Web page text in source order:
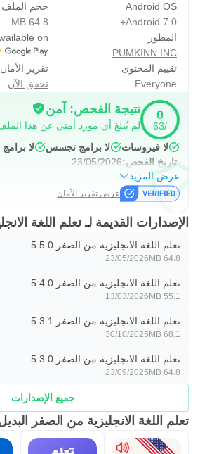
Android OS
Android 7.0+
حجم الملف
64.8 MB
المطور
PUMKINN INC
on
تقييم المحتوى
Everyone
تقرير الأمان
تحقق الآن
0
/63
نتيجة الفحص: آمن
لم يُبلغ أي مورد أمني عن هذا
لا فيروسات
لا برامج تجسس
لا
تاريخ الفحص:23/05/2026
عرض المزيد
عرض تقرير الأمان
الإصدارات القديمة لـ تعلم اللغة
تعلم اللغة الانجليزية من الصفر 5.5.0
64.8 MB
23/05/2026
تعلم اللغة الانجليزية من الصفر 5.4.0
55.1 MB
13/03/2026
تعلم اللغة الانجليزية من الصفر 5.3.1
68.1 MB
30/10/2025
تعلم اللغة الانجليزية من الصفر 5.3.0
64.8 MB
23/09/2025
جميع الإصدارات
تعلم اللغة الانجليزية من الصفر